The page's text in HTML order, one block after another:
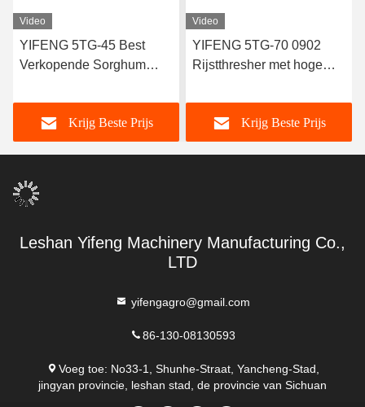
Video
YIFENG 5TG-45 Best
Verkopende Sorghum
Kwaliteit
Krijg Beste Prijs
Video
YIFENG 5TG-70 0902
Rijstthresher met hoge
Krijg Beste Prijs
Leshan Yifeng Machinery Manufacturing Co.,
LTD
yifengagro@gmail.com
86-130-08130593
Voeg toe: No33-1, Shunhe-Straat, Yancheng-Stad,
jingyan provincie, leshan stad, de provincie van Sichuan